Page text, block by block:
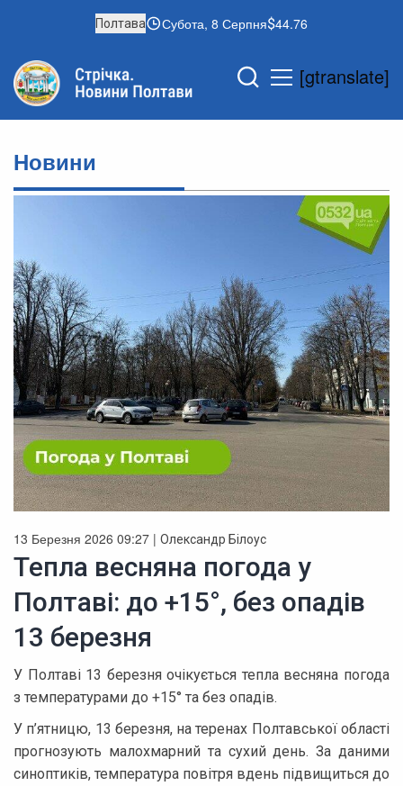
Полтава Субота, 8 Серпня 44.76
[gtranslate]
Новини
13 Березня 2026 09:27 | Олександр Білоус
Тепла весняна погода у
Полтаві: до +15°, без опадів
13 березня
У Полтаві 13 березня очікується тепла весняна погода
з температурами до +15° та без опадів.
У п’ятницю, 13 березня, на теренах Полтавської області
прогнозують малохмарний та сухий день. За даними
синоптиків, температура повітря вдень підвищиться до